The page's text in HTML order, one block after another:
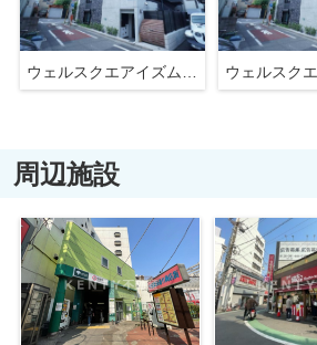
ウェルスクエアイズム中延
周辺施設